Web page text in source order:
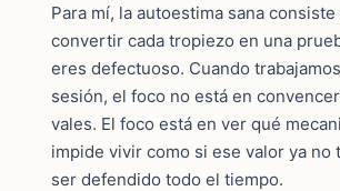
Para mí, la autoestima sana
convertir cada tropiezo en una
eres defectuoso. Cuando
sesión, el foco no está en
vales. El foco está en ver qué
impide vivir como si ese valor ya no
ser defendido todo el tiempo.